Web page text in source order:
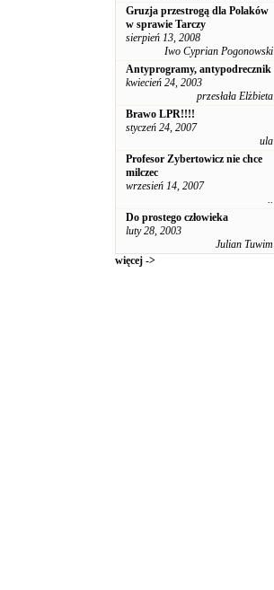
Gruzja przestrogą dla Polaków
w sprawie Tarczy
sierpień 13, 2008
Iwo Cyprian Pogonowski
Antyprogramy, antypodrecznik
kwiecień 24, 2003
przesłała Elżbieta
Brawo LPR!!!!
styczeń 24, 2007
ula
Profesor Zybertowicz nie chce
milczec
wrzesień 14, 2007
..
Do prostego człowieka
luty 28, 2003
Julian Tuwim
więcej ->